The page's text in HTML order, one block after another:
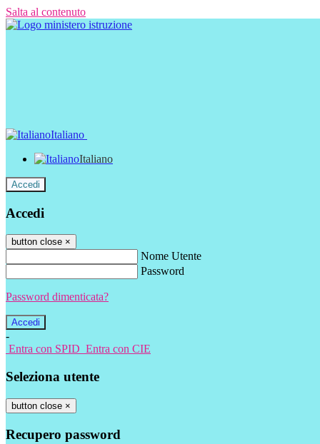
Salta al contenuto
Italiano
Italiano
Accedi
Accedi
button close ×
Nome Utente
Password
Password dimenticata?
-
Entra con SPID Entra con CIE
Seleziona utente
button close ×
Recupero password